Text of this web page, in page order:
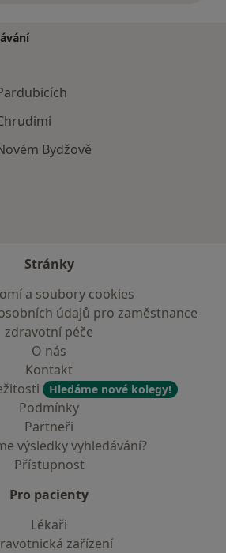
Bydžově
Stránky
a soubory cookies
údajů pro zaměstnance
zdravotní péče
O nás
Kontakt
Hledáme nové kolegy!
Podmínky
Partneři
výsledky vyhledávání?
Přístupnost
Pro pacienty
Lékaři
zařízení